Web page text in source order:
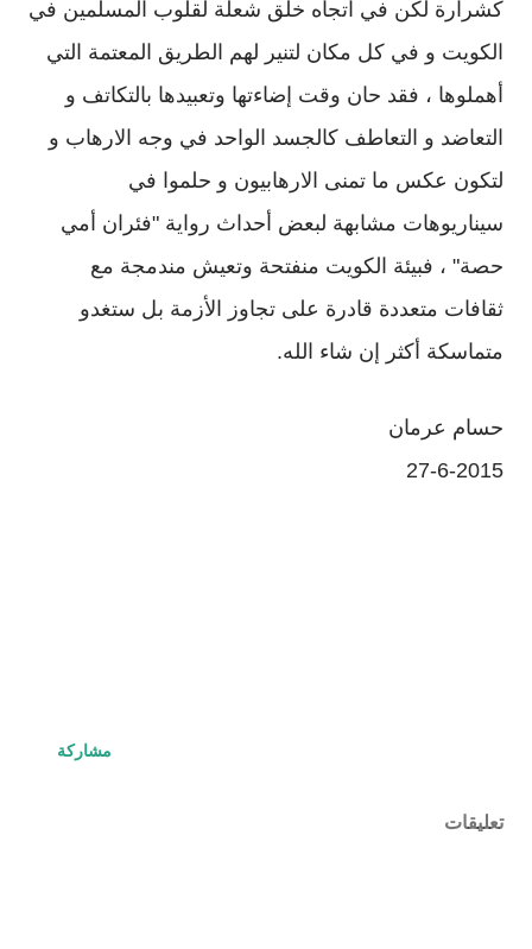
كشرارة لكن في اتجاه خلق شعلة لقلوب المسلمين في
الكويت و في كل مكان لتنير لهم الطريق المعتمة التي
أهملوها ، فقد حان وقت إضاءتها وتعبيدها بالتكاتف و
التعاضد و التعاطف كالجسد الواحد في وجه الارهاب و
لتكون عكس ما تمنى الارهابيون و حلموا في
سيناريوهات مشابهة لبعض أحداث رواية "فئران أمي
حصة" ، فبيئة الكويت منفتحة وتعيش مندمجة مع
ثقافات متعددة قادرة على تجاوز الأزمة بل ستغدو
متماسكة أكثر إن شاء الله.
حسام عرمان
27-6-2015
مشاركة
تعليقات